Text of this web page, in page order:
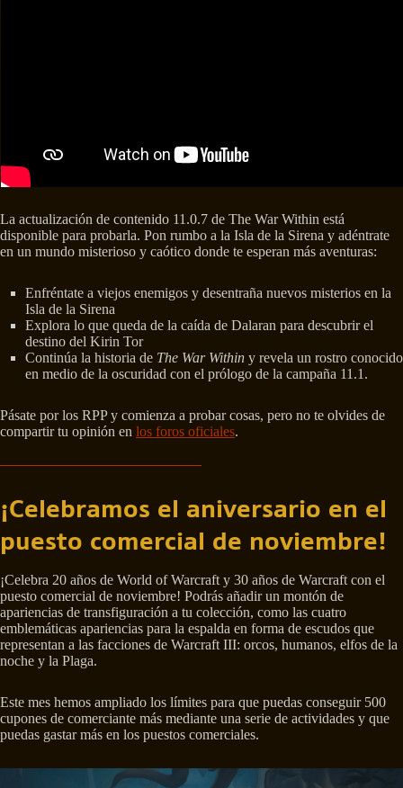
La actualización de contenido 11.0.7 de The War Within está
disponible para probarla. Pon rumbo a la Isla de la Sirena y adéntrate
en un mundo misterioso y caótico donde te esperan más aventuras:
Enfréntate a viejos enemigos y desentraña nuevos misterios en la
Isla de la Sirena
Explora lo que queda de la caída de Dalaran para descubrir el
destino del Kirin Tor
Continúa la historia de The War Within y revela un rostro conocido
en medio de la oscuridad con el prólogo de la campaña 11.1.
Pásate por los RPP y comienza a probar cosas, pero no te olvides de
compartir tu opinión en los foros oficiales.
¡Celebramos el aniversario en el
puesto comercial de noviembre!
¡Celebra 20 años de World of Warcraft y 30 años de Warcraft con el
puesto comercial de noviembre! Podrás añadir un montón de
apariencias de transfiguración a tu colección, como las cuatro
emblemáticas apariencias para la espalda en forma de escudos que
representan a las facciones de Warcraft III: orcos, humanos, elfos de la
noche y la Plaga.
Este mes hemos ampliado los límites para que puedas conseguir 500
cupones de comerciante más mediante una serie de actividades y que
puedas gastar más en los puestos comerciales.